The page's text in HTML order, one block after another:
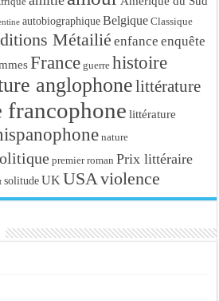
autobiographique Belgique Classique
Métailié enfance enquête
France guerre histoire
anglophonelittérature
francophone littérature
nature
premier roman Prix littéraire
solitude UK USAviolence